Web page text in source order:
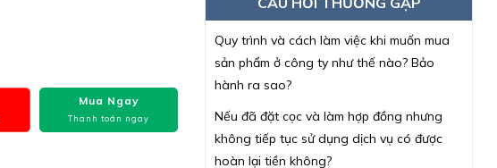
Mua Ngay
Thanh toán ngay
Quy trình và cách làm việc khi muốn mua
sản phẩm ở công ty như thế nào? Bảo
hành ra sao?
Nếu đã đặt cọc và làm hợp đồng nhưng
không tiếp tục sử dụng dịch vụ có được
hoàn lại tiền không?